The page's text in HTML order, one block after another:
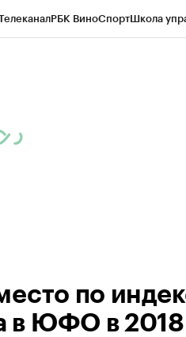
РБК ВиноСпортШкола
по
в ЮФО в